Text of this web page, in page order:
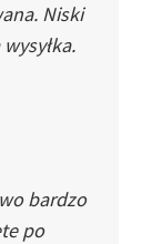
Niski
bardzo
po